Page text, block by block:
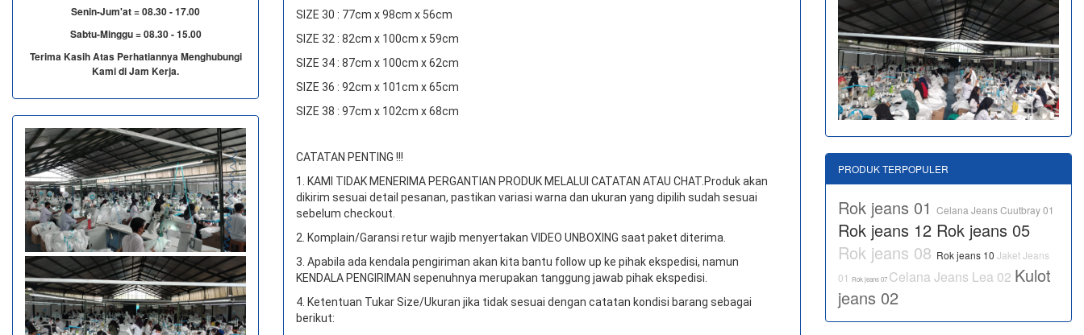
SIZE 30 : 77cm x 98cm x 56cm
SIZE 32 : 82cm x 100cm x 59cm
SIZE 34 : 87cm x 100cm x 62cm
SIZE 36 : 92cm x 101cm x 65cm
SIZE 38 : 97cm x 102cm x 68cm
CATATAN PENTING !!!
1. KAMI TIDAK MENERIMA PERGANTIAN PRODUK MELALUI CATATAN ATAU CHAT. Produk akan
dikirim sesuai detail pesanan, pastikan variasi warna dan ukuran yang dipilih sudah sesuai
sebelum checkout.
2. Komplain/Garansi retur wajib menyertakan VIDEO UNBOXING saat paket diterima.
3. Apabila ada kendala pengiriman akan kita bantu follow up ke pihak ekspedisi, namun
KENDALA PENGIRIMAN sepenuhnya merupakan tanggung jawab pihak ekspedisi.
4. Ketentuan Tukar Size/Ukuran jika tidak sesuai dengan catatan kondisi barang sebagai
berikut:
Senin-Jum'at = 08.30 - 17.00
Sabtu-Minggu = 08.30 - 15.00
Terima Kasih Atas Perhatiannya Menghubungi
Kami di Jam Kerja.
PRODUK TERPOPULER
Rok jeans 01 Celana Jeans Cuutbray 01
Rok jeans 12 Rok jeans 05
Rok jeans 08 Rok jeans 10 Jaket Jeans
01 Rok jeans 07 Celana Jeans Lea 02 Kulot
jeans 02